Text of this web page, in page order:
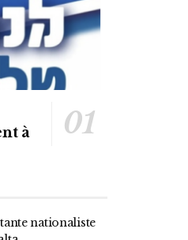
à
nationaliste